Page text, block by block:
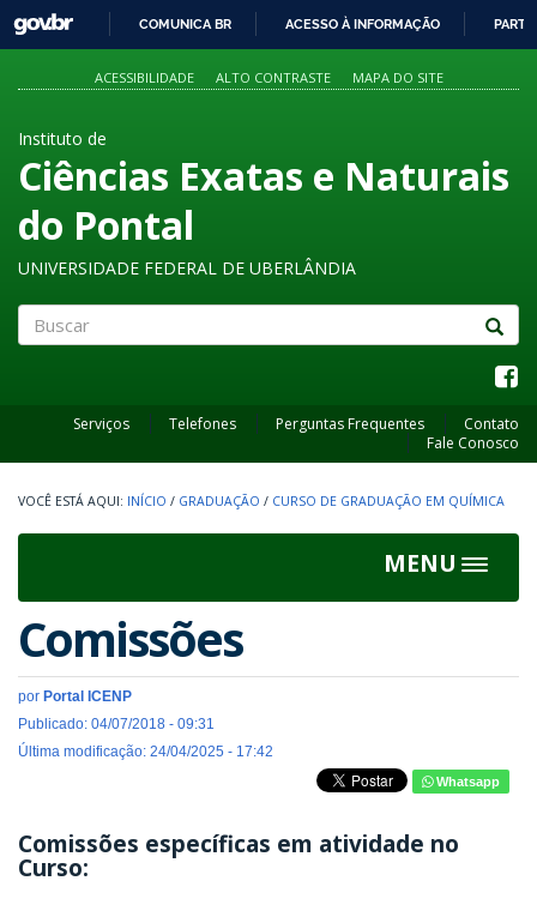
PARA
O
GOVBR
COMUNICA BR ACESSO À INFORMAÇÃO
ACESSIBILIDADE ALTO CONTRASTE MAPA DO SITE
Instituto de
Ciências Exatas e Naturais
do Pontal
UNIVERSIDADE FEDERAL DE UBERLÂNDIA
Serviços Telefones Perguntas Frequentes
Contato
Fale Conosco
INÍCIO / GRADUAÇÃO / CURSO DE GRADUAÇÃO EM QUÍMICA
MENU
Toggle
Comissões
por Portal ICENP
Publicado: 04/07/2018 - 09:31
Última modificação: 24/04/2025 - 17:42
Whatsapp
Comissões específicas em atividade no
Curso: